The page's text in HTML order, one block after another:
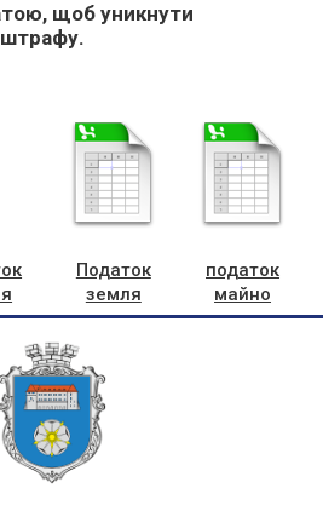
щоб уникнути
штрафу.
Податок
земля
реєстр
податок
майно
реєстр